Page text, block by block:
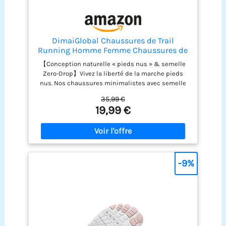
DimaiGlobal Chaussures de Trail
Running Homme Femme Chaussures de
Sport Outdoor & Indoor Gym Fitness
Randonnée Escalade et Aquatiques
Marche Barefoot Chaussures
Minimalistes 40EU Fuchsia​
【Conception naturelle « pieds nus » & semelle
Zero-Drop】Vivez la liberté de la marche pieds
nus. Nos chaussures minimalistes avec semelle
posture de pied saine et naturelle. Cela améliore
la mobilité, l'équilibre et renforce les muscles du
pied lors de la marche, de la course ou de
l'entraînement . 【Matériau supérieur léger et
respirant】Profitez d'un climat pied sec et
confortable. La matière supérieure en maille
extensible et ultra-légère assure une excellente
toutes les surfaces. La semelle extérieure en
caoutchouc flexible avec son profilé adhérent
35,99 €
19,99 €
-9%